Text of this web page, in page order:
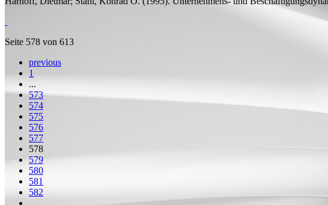
Seite 578 von 613
previous
1
...
573
574
575
576
577
578
579
580
581
582
...